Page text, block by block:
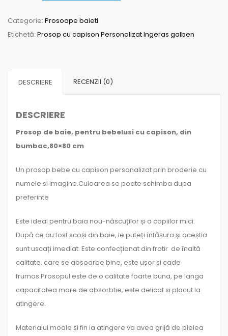
capison
Personalizat
Categorie: Prosoape baieti
Etichetă: Prosop cu capison Personalizat Ingeras galben
DESCRIERE RECENZII (0)
DESCRIERE
Prosop de baie, pentru bebelusi cu capison, din
bumbac,80×80 cm
Un prosop bebe cu capison personalizat prin broderie cu
numele si imagine.Culoarea se poate schimba dupa
preferinte
Este ideal pentru baia nou-născuților și a copiilor mici.
După ce au fost scoși din baie, le puteți înfășura și aceștia
sunt uscați imediat. Este confecționat din frotir de înaltă
calitate, care se absoarbe bine, este ușor și cade
frumos.Prosopul este de o calitate foarte buna, pe langa
capacitatea mare de absorbtie, este delicat si placut la
atingere.
Materialul moale și fin la atingere va avea grijă de pielea